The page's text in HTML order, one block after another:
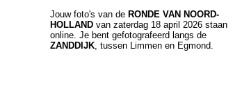
Jouw foto's van de RONDE VAN NOORD-
HOLLAND van zaterdag 18 april 2026 staan
online. Je bent gefotografeerd langs de
ZANDDIJK, tussen Limmen en Egmond.